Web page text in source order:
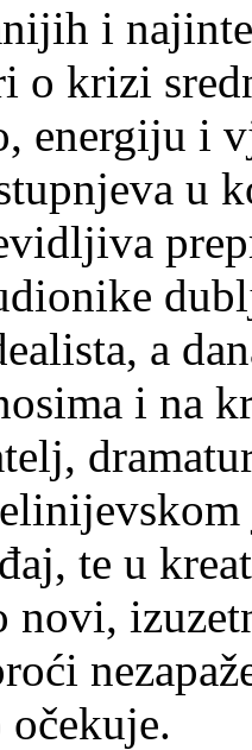
i
o krizi
energiju i
u
a
i na
te u
novi,